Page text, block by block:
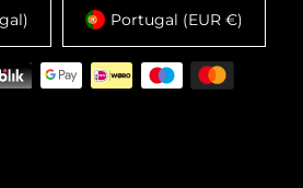
Portugal (EUR €)